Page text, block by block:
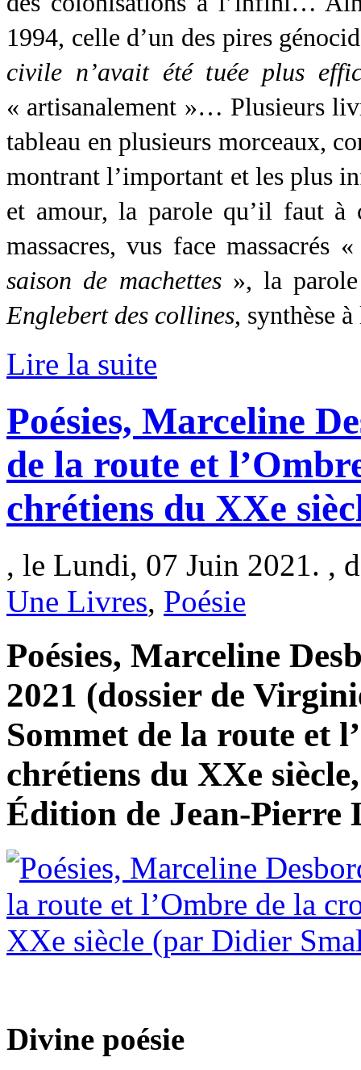
1994, celle d’un des pires
civile n’avait été tuée plus
« artisanalement »… Plusieurs
tableau en plusieurs morceaux,
montrant l’important et les plus
et amour, la parole qu’il faut
massacres, vus face massacrés
saison de machettes», la
Englebert des collines, synthèse
Lire la suite
Poésies, Marceline
de la route et
chrétiens du XXe
, le Lundi, 07 Juin 2021. ,
Une Livres, Poésie
Poésies, Marceline
2021 (dossier de
Sommet de la route et
chrétiens du XXe
Édition de Jean-
Divine poésie